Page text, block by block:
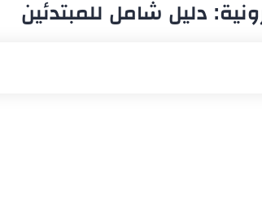
دليل شامل للمبتدئين